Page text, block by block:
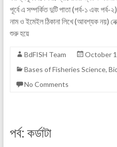
পূর্বে এ সম্পর্কিত দুটি পাতা (পর্ব-১ এবং
নাম ও ইমেইল ঠিকানা লিখে (আবশ্যক নয়)
শুরু হয়ে
BdFISH Team
October
Bases of Fisheries Science,
No Comments
পর্ব: কর্ডাটা